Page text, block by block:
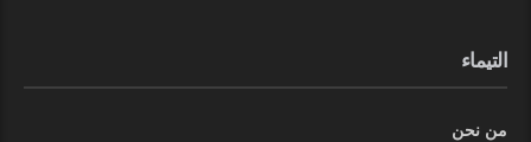
التيماء
من نحن